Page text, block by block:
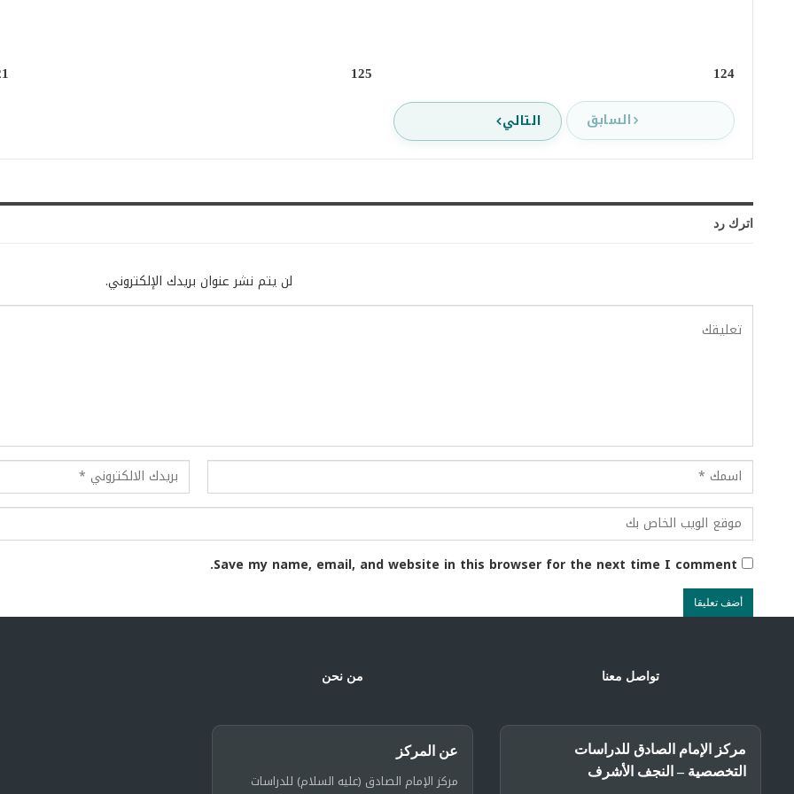
124
125
السابق التالي
اترك رد
لن يتم نشر عنوان بريدك الإلكتروني.
Save my name, email, and website in this browser for the next time I comment.
تواصل معنا
مركز الإمام الصادق للدراسات
التخصصية – النجف الأشرف
من نحن
عن المركز
مركز الإمام الصادق (عليه السلام) للدراسات